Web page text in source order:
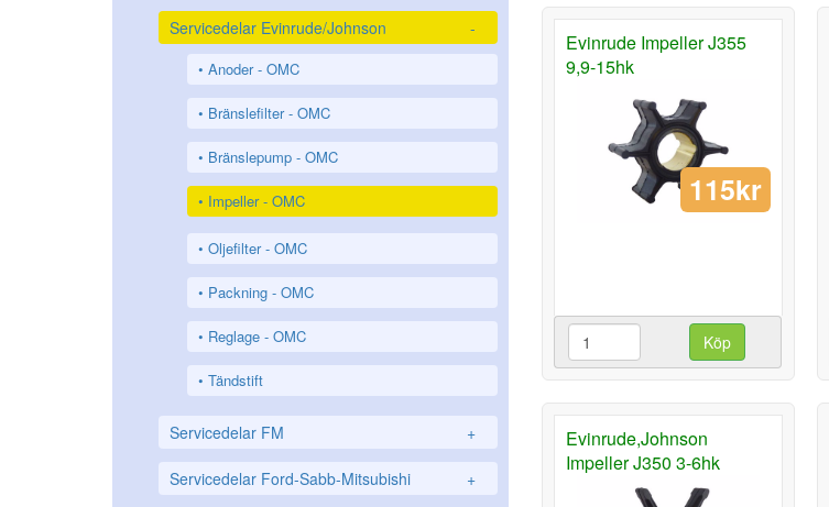
Servicedelar Evinrude/Johnson -
Anoder - OMC
Bränslefilter - OMC
Bränslepump - OMC
Impeller - OMC
Oljefilter - OMC
Packning - OMC
Reglage - OMC
Tändstift
Servicedelar FM +
Servicedelar Ford-Sabb-Mitsubishi +
Evinrude Impeller J355
9,9-15hk
115kr
Köp
Evinrude,Johnson
Impeller J350 3-6hk